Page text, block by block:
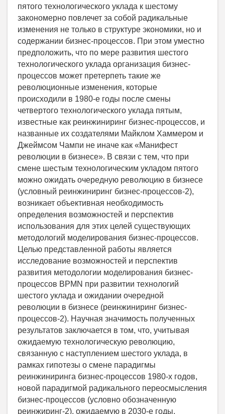
пятого технологического уклада к шестому
закономерно повлечет за собой радикальные
изменения не только в структуре экономики, но и
содержании бизнес-процессов. При этом уместно
предположить, что по мере развития шестого
технологического уклада организация бизнес-
процессов может претерпеть такие же
революционные изменения, которые
происходили в 1980-е годы после смены
четвертого технологического уклада пятым,
известные как реинжиниринг бизнес-процессов, и
названные их создателями Майклом Хаммером и
Джеймсом Чампи не иначе как «Манифест
революции в бизнесе». В связи с тем, что при
смене шестым технологическим укладом пятого
можно ожидать очередную революцию в бизнесе
(условный реинжиниринг бизнес-процессов-2),
возникает объективная необходимость
определения возможностей и перспектив
использования для этих целей существующих
методологий моделирования бизнес-процессов.
Целью представленной работы является
исследование возможностей и перспектив
развития методологии моделирования бизнес-
процессов BPMN при развитии технологий
шестого уклада и ожидании очередной
революции в бизнесе (реинжиниринг бизнес-
процессов-2). Научная значимость полученных
результатов заключается в том, что, учитывая
ожидаемую технологическую революцию,
связанную с наступлением шестого уклада, в
рамках гипотезы о смене парадигмы
реинжиниринга бизнес-процессов 1980-х годов,
новой парадигмой радикального переосмысления
бизнес-процессов (условно обозначенную
реинжиринг-2), ожидаемую в 2030-е годы,